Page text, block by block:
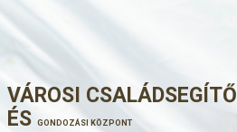
VÁROSI CSALÁDSEGÍTŐ
ÉS GONDOZÁSI KÖZPONT